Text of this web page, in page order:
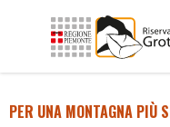
PER UNA MONTAGNA PIÙ